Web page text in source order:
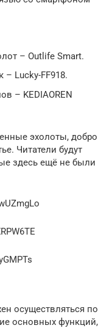
– Outlife Smart.
Lucky-FF918.
– KEDIAOREN
эхолоты, добро
Читатели будут
здесь ещё не были
осуществляться по
основных функций,